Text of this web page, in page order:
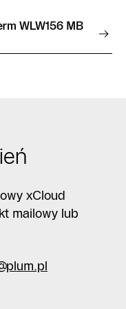
WLW156 MB
xCloud
mailowy lub